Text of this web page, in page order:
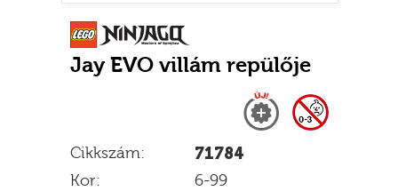
Jay EVO villám repülője
Cikkszám: 71784
Kor:
6-99